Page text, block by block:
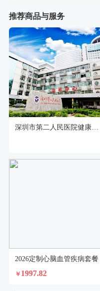
推荐商品与服务
深圳市第二人民医院健康管理中心
2026定制心脑血管疾病套餐
￥ 1997.82